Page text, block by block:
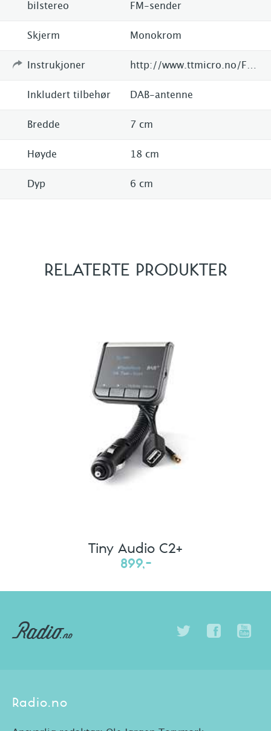
bilstereo
FM-sender
Skjerm Monokrom
Instrukjoner
Inkludert tilbehør DAB-antenne
Bredde 7 cm
Høyde 18 cm
Dyp 6 cm
RELATERTE PRODUKTER
Tiny Audio C2+
899,-
Radio.no